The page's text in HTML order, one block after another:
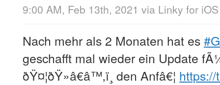
9:00 AM, Feb 13th, 2021 via Linky for iOS
Nach mehr als 2 Monaten hat es
geschafft mal wieder ein Update
ðŸ¤¦ðŸ»â€â™‚ï¸ den Anfâ€¦